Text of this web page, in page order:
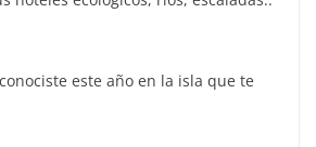
este año en la isla que te